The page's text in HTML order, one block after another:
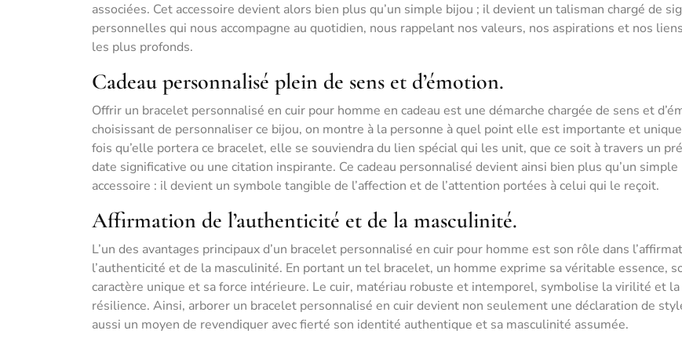
associées. Cet accessoire devient alors bien plus qu’un simple bijou ; il devient un talisman chargé de
personnelles qui nous accompagne au quotidien, nous rappelant nos valeurs, nos aspirations et nos
les plus profonds.
Cadeau personnalisé plein de sens et d’émotion.
Offrir un bracelet personnalisé en cuir pour homme en cadeau est une démarche chargée de sens et
choisissant de personnaliser ce bijou, on montre à la personne à quel point elle est importante et
fois qu’elle portera ce bracelet, elle se souviendra du lien spécial qui les unit, que ce soit à travers un
date significative ou une citation inspirante. Ce cadeau personnalisé devient ainsi bien plus qu’un simple
accessoire : il devient un symbole tangible de l’affection et de l’attention portées à celui qui le reçoit.
Affirmation de l’authenticité et de la masculinité.
L’un des avantages principaux d’un bracelet personnalisé en cuir pour homme est son rôle dans
l’authenticité et de la masculinité. En portant un tel bracelet, un homme exprime sa véritable essence,
caractère unique et sa force intérieure. Le cuir, matériau robuste et intemporel, symbolise la virilité et la
résilience. Ainsi, arborer un bracelet personnalisé en cuir devient non seulement une déclaration de
aussi un moyen de revendiquer avec fierté son identité authentique et sa masculinité assumée.